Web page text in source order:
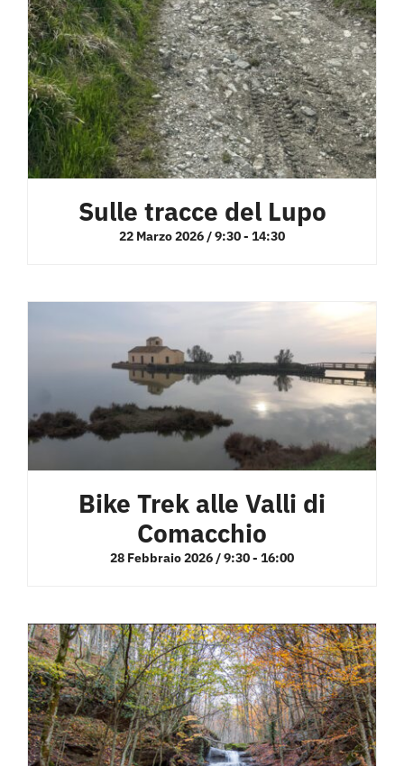
Sulle tracce del Lupo
22 Marzo 2026 / 9:30- 14:30
Bike Trek alle Valli di
Comacchio
28 Febbraio 2026 / 9:30- 16:00